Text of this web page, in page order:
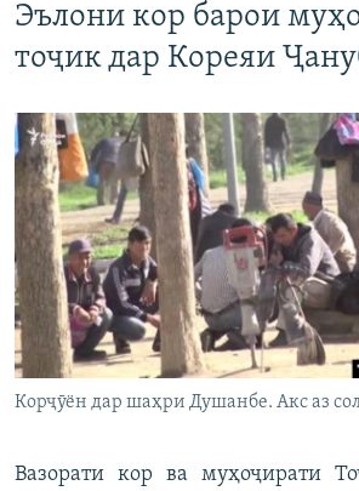
Эълони кор барои
тоҷик дар Кореяи
Корҷӯён дар шаҳри Душанбе. Акс аз
Вазорати кор ва муҳоҷирати